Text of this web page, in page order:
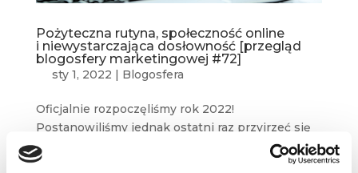
Pożyteczna rutyna, społeczność online
i niewystarczająca dosłowność [przegląd
blogosfery marketingowej #72]
sty 1, 2022 | Blogosfera
Oficjalnie rozpoczęliśmy rok 2022!
Postanowiliśmy jednak ostatni raz przyjrzeć się
temu, co ciekawego działo się w polskiej
i zagranicznej blogosferze w 2021 roku.